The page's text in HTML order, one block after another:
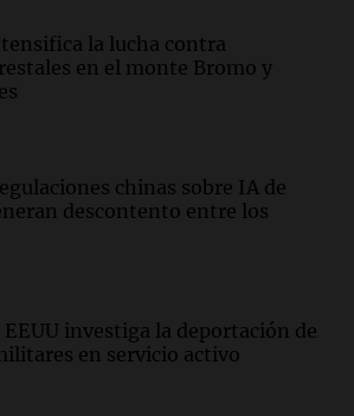
la lucha contra
en el monte Bromo y
chinas sobre IA de
descontento entre los
EEUU investiga la deportación de
en servicio activo